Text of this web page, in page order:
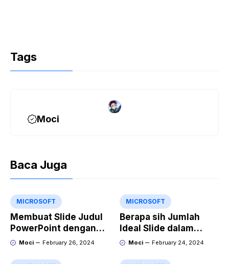
Tags
Moci
Baca Juga
MICROSOFT
Membuat Slide Judul
PowerPoint dengan
Video Animasi
Moci February 26, 2024
MICROSOFT
Berapa sih Jumlah
Ideal Slide dalam
Sebuah Materi Power
Moci February 24, 2024